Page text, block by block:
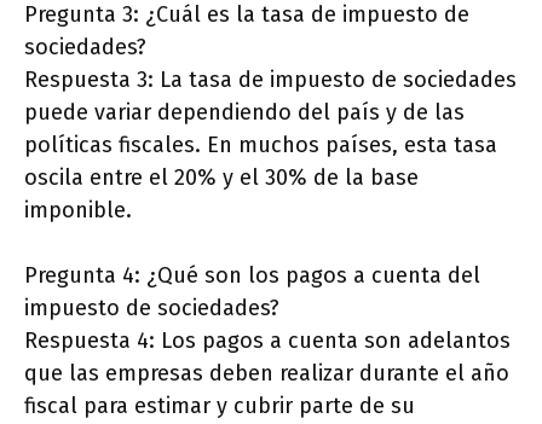
Pregunta 3: ¿Cuál es la tasa de impuesto de
sociedades?
Respuesta 3: La tasa de impuesto de sociedades
puede variar dependiendo del país y de las
políticas fiscales. En muchos países, esta tasa
oscila entre el 20% y el 30% de la base
imponible.
Pregunta 4: ¿Qué son los pagos a cuenta del
impuesto de sociedades?
Respuesta 4: Los pagos a cuenta son adelantos
que las empresas deben realizar durante el año
fiscal para estimar y cubrir parte de su